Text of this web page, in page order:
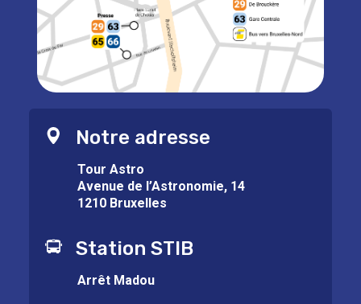
Notre adresse
Tour Astro
Avenue de l’Astronomie, 14
1210 Bruxelles
Station STIB
Arrêt Madou